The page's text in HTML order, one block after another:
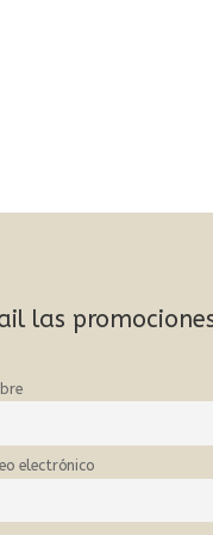
las
electrónico